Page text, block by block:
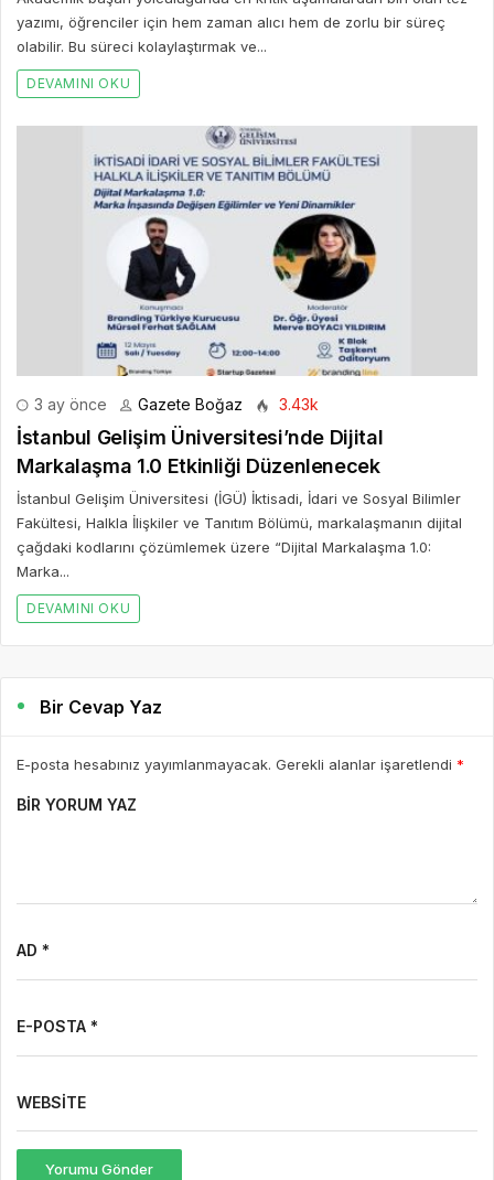
yazımı, öğrenciler için hem zaman alıcı hem de zorlu bir süreç
olabilir. Bu süreci kolaylaştırmak ve...
DEVAMINI OKU
3 ay önce Gazete Boğaz 3.43k
İstanbul Gelişim Üniversitesi’nde Dijital
Markalaşma 1.0 Etkinliği Düzenlenecek
İstanbul Gelişim Üniversitesi (İGÜ) İktisadi, İdari ve Sosyal Bilimler
Fakültesi, Halkla İlişkiler ve Tanıtım Bölümü, markalaşmanın dijital
çağdaki kodlarını çözümlemek üzere “Dijital Markalaşma 1.0:
Marka...
DEVAMINI OKU
Bir Cevap Yaz
E-posta hesabınız yayımlanmayacak. Gerekli alanlar işaretlendi *
BIR YORUM YAZ
AD *
E-POSTA *
WEBSITE
Yorumu Gönder